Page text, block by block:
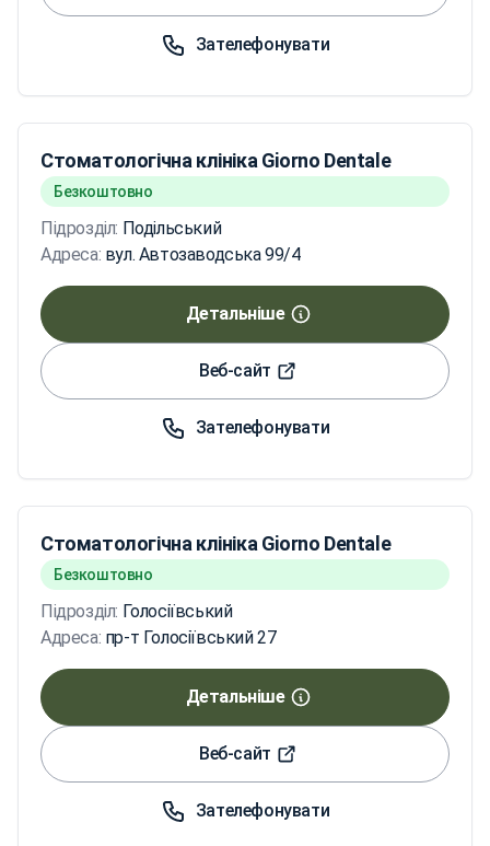
Зателефонувати
Стоматологічна клініка Giorno Dentale
Безкоштовно
Підрозділ: Подільський
Адреса: вул. Автозаводська 99/4
Детальніше
Веб-сайт
Зателефонувати
Стоматологічна клініка Giorno Dentale
Безкоштовно
Підрозділ: Голосіївський
Адреса: пр-т Голосіївський 27
Детальніше
Веб-сайт
Зателефонувати